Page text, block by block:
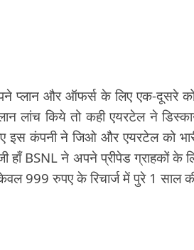
प्लान और ऑफर्स के लिए एक-दूसरे
लांच किये तो कही एयरटेल ने
इस कंपनी ने जिओ और एयरटेल को
हाँ BSNL ने अपने प्रीपेड ग्राहकों के
999 रुपए के रिचार्ज में पुरे 1 साल